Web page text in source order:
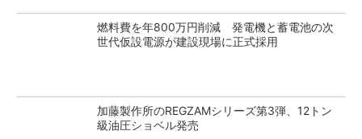
燃料費を年800万円削減 発電機と蓄電池の次
世代仮設電源が建設現場に正式採用
加藤製作所のREGZAMシリーズ第3弾、12トン
級油圧ショベル発売